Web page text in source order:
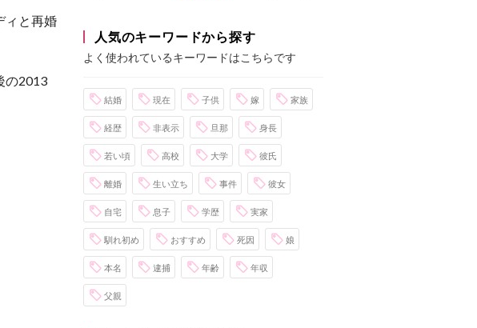
ィと再婚
の2013
人気のキーワードから探す
よく使われているキーワードはこちらです
結婚 現在 子供 嫁 家族
経歴 非表示 旦那 身長
若い頃 高校 大学 彼氏
離婚 生い立ち 事件 彼女
自宅 息子 学歴 実家
馴れ初め おすすめ 死因 娘
本名 逮捕 年齢 年収
父親